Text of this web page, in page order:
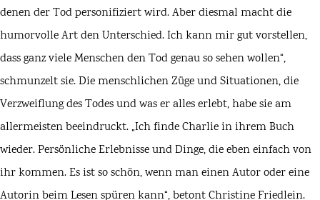
denen der Tod personifiziert wird. Aber diesmal macht die
humorvolle Art den Unterschied. Ich kann mir gut vorstellen,
dass ganz viele Menschen den Tod genau so sehen wollen“,
schmunzelt sie. Die menschlichen Züge und Situationen, die
Verzweiflung des Todes und was er alles erlebt, habe sie am
allermeisten beeindruckt. „Ich finde Charlie in ihrem Buch
wieder. Persönliche Erlebnisse und Dinge, die eben einfach von
ihr kommen. Es ist so schön, wenn man einen Autor oder eine
Autorin beim Lesen spüren kann“, betont Christine Friedlein.